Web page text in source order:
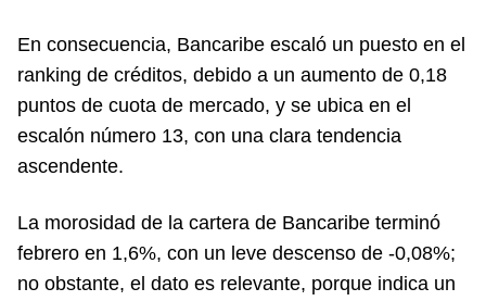
En consecuencia, Bancaribe escaló un puesto en el
ranking de créditos, debido a un aumento de 0,18
puntos de cuota de mercado, y se ubica en el
escalón número 13, con una clara tendencia
ascendente.
La morosidad de la cartera de Bancaribe terminó
febrero en 1,6%, con un leve descenso de -0,08%;
no obstante, el dato es relevante, porque indica un